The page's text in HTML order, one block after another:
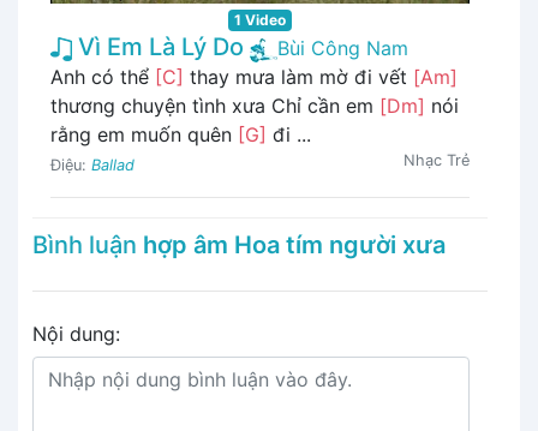
1 Video
Vì Em Là Lý Do
Bùi Công Nam
Anh có thể [C] thay mưa làm mờ đi vết [Am]
thương chuyện tình xưa Chỉ cần em [Dm] nói
rằng em muốn quên [G] đi ...
Điệu: Ballad Nhạc Trẻ
Bình luận hợp âm Hoa tím người xưa
Nội dung: